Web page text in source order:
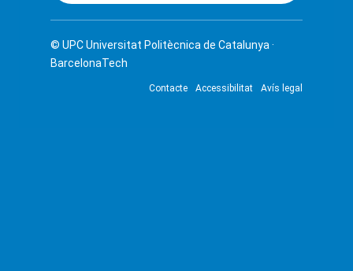
© UPCUniversitat Politècnica de Catalunya ·
BarcelonaTech
Contacte Accessibilitat Avís legal